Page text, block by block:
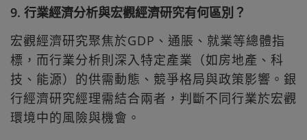
9. 行業經濟分析與宏觀經濟研究有何區別？
宏觀經濟研究聚焦於GDP、通脹、就業等總體指
標，而行業分析則深入特定產業（如房地產、科
技、能源）的供需動態、競爭格局與政策影響。銀
行經濟研究經理需結合兩者，判斷不同行業於宏觀
環境中的風險與機會。